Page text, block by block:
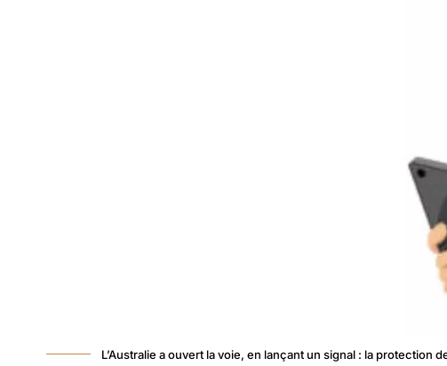
L’Australie a ouvert la voie, en lançant un signal : la